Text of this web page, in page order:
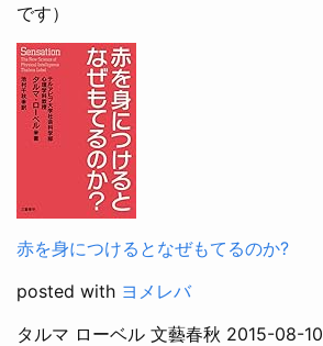
です）
赤を身につけるとなぜもてるのか?
posted with ヨメレバ
タルマ ローベル 文藝春秋 2015-08-10